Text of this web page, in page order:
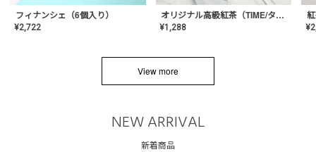
フィナンシェ（6個入り）
¥2,722
オリジナル高級紅茶（TIME/タイム）【ギフト/プチギフト/プレゼント/内祝い/結婚式/オリジナル配合/高品質/ハーブティー/茶葉/記念日/お返し/手土産/美容/おしゃれ】
¥1,288 ¥
View more
NEW ARRIVAL
新着商品